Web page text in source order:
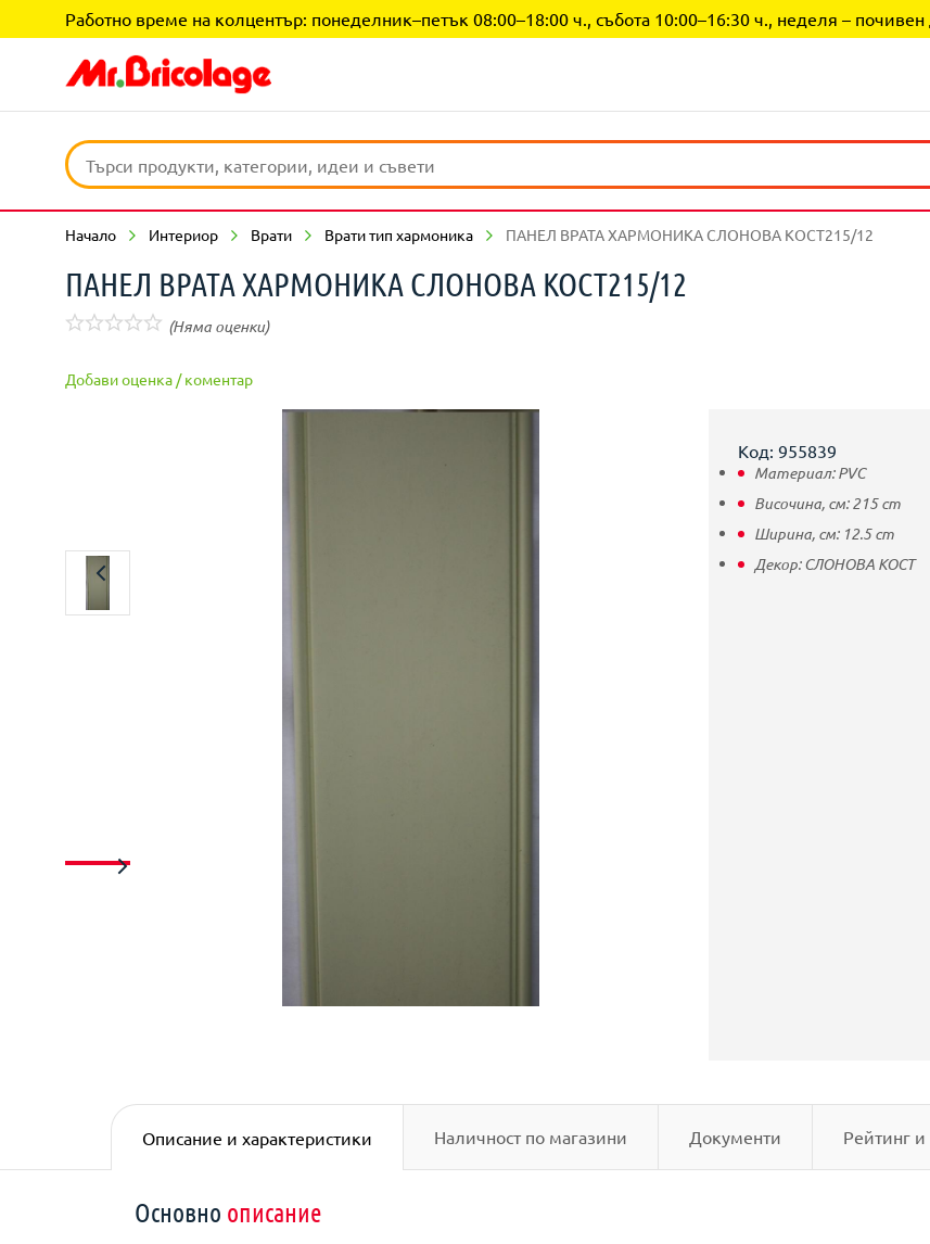
Работно време на колцентър: понеделник–петък 08:00–18:00 ч., събота 10:00–16:30 ч., неделя – почивен
Начало Интериор Врати Врати тип хармоника ПАНЕЛ ВРАТА ХАРМОНИКА СЛОНОВА КОСТ215/12
ПАНЕЛ ВРАТА ХАРМОНИКА СЛОНОВА КОСТ215/12
(Няма оценки)
Добави оценка / коментар
Код: 955839
Материал:PVC
Височина, см:215cm
Ширина, см: 12.5cm
Декор:СЛОНОВА КОСТ
Описание и характеристики Наличност по магазини Документи Рейтинг
Основно описание